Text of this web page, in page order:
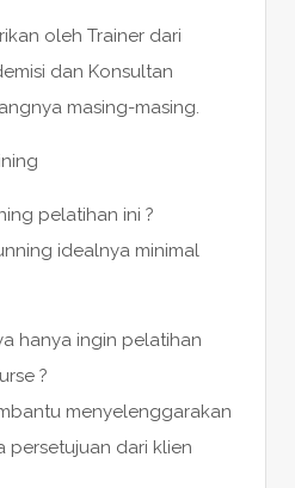
oleh Trainer dari
dan Konsultan
masing-masing.
pelatihan ini ?
idealnya minimal
hanya ingin pelatihan
?
menyelenggarakan
persetujuan dari klien